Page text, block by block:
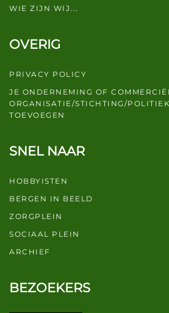
WIE ZIJN WIJ...
OVERIG
PRIVACY POLICY
JE ONDERNEMING OF
ORGANISATIE/STICHTING/
TOEVOEGEN
SNEL NAAR
HOBBYISTEN
BERGEN IN BEELD
ZORGPLEIN
SOCIAAL PLEIN
ARCHIEF
BEZOEKERS